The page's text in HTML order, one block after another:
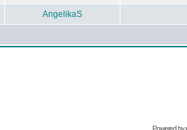
AngelikaS
Powered by